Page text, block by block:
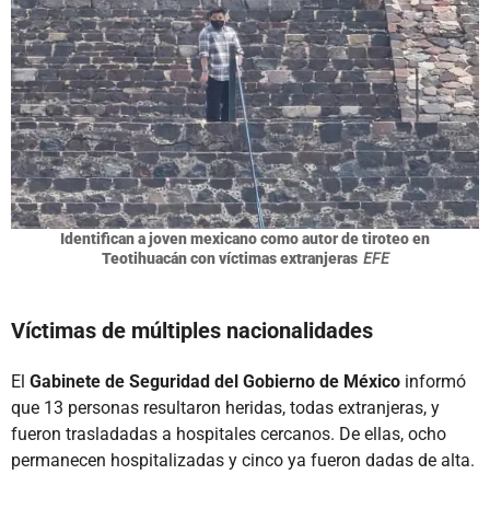
Identifican a joven mexicano como autor de tiroteo en
Teotihuacán con víctimas extranjeras EFE
Víctimas de múltiples nacionalidades
El Gabinete de Seguridad del Gobierno de México informó
que 13 personas resultaron heridas, todas extranjeras, y
fueron trasladadas a hospitales cercanos. De ellas, ocho
permanecen hospitalizadas y cinco ya fueron dadas de alta.